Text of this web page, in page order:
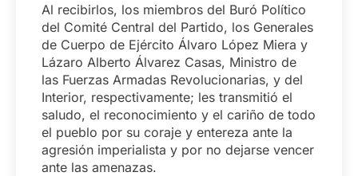
Al recibirlos, los miembros del Buró Político
del Comité Central del Partido, los Generales
de Cuerpo de Ejército Álvaro López Miera y
Lázaro Alberto Álvarez Casas, Ministro de
las Fuerzas Armadas Revolucionarias, y del
Interior, respectivamente; les transmitió el
saludo, el reconocimiento y el cariño de todo
el pueblo por su coraje y entereza ante la
agresión imperialista y por no dejarse vencer
ante las amenazas.